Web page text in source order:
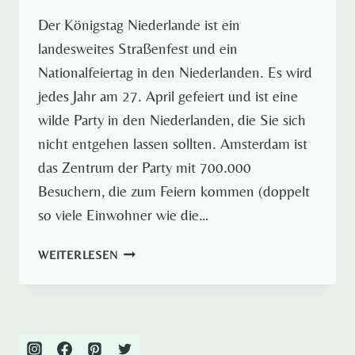
Der Königstag Niederlande ist ein
landesweites Straßenfest und ein
Nationalfeiertag in den Niederlanden. Es wird
jedes Jahr am 27. April gefeiert und ist eine
wilde Party in den Niederlanden, die Sie sich
nicht entgehen lassen sollten. Amsterdam ist
das Zentrum der Party mit 700.000
Besuchern, die zum Feiern kommen (doppelt
so viele Einwohner wie die…
WEITERLESEN9
NIEDERLANDE